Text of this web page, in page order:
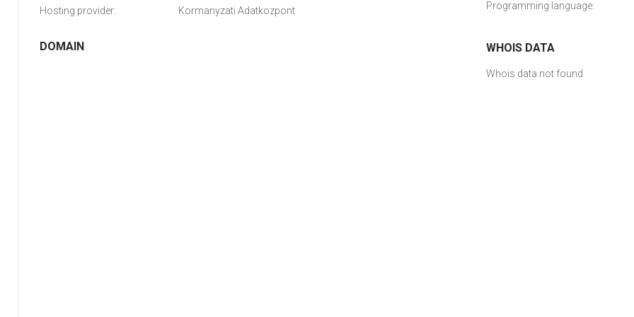
Hosting provider: Kormanyzati Adatkozpont
DOMAIN
Programming language:
WHOIS DATA
Whois data not found